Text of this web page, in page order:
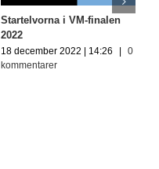
Startelvorna i VM-finalen
2022
18 december 2022 | 14:26 |
0
kommentarer